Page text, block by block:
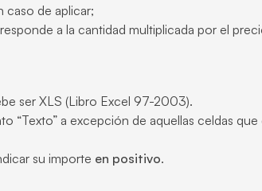
caso de aplicar;
a la cantidad multiplicada por el
ser XLS (Libro Excel 97-2003).
“Texto” a excepción de aquellas celdas
su importe en positivo.